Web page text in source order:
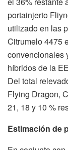
portainjerto
utilizado en las
Citrumelo 4475
convencionales
híbridos de la
Del total
Flying Dragon,
21, 18 y 10 %
Estimación de